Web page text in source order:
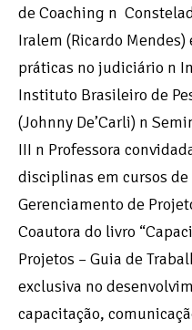
de Coaching n
Iralem (Ricardo
práticas no judiciário n
Instituto Brasileiro de
(Johnny De’Carli) n
III n Professora
disciplinas em cursos de
Gerenciamento de
Coautora do livro
Projetos – Guia de
exclusiva no
capacitação,